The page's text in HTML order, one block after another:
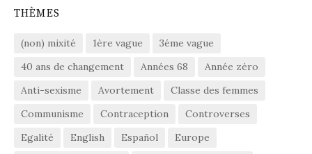
THÈMES
(non) mixité 1ère vague
3éme vague
40 ans de changement
Années 68
Année zéro
Anti-sexisme
Avortement
Classe des femmes
Communisme
Contraception
Controverses
Egalité
English Español
Europe